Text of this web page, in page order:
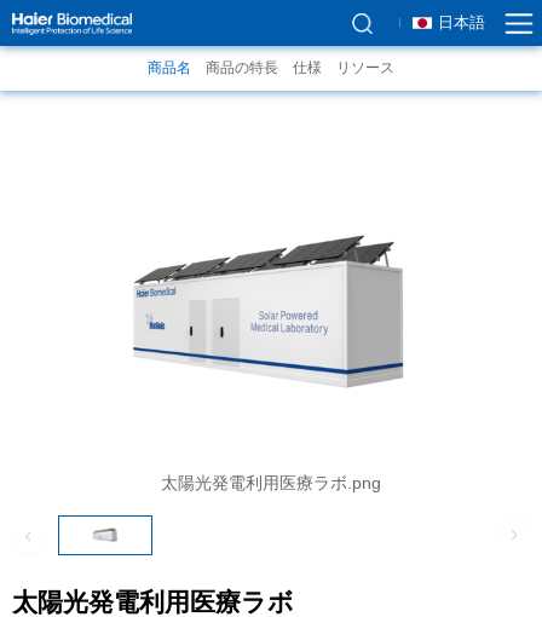
日本語
商品名 商品の特長 仕様 リソース
太陽光発電利用医療ラボ.png
太陽光発電利用医療ラボ